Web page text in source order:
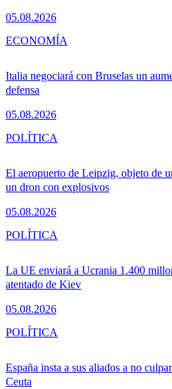
05.08.2026
Italia negociará con Bruselas un
defensa
05.08.2026
ECONOMÍA
El aeropuerto de Leipzig, objeto de
un dron con explosivos
05.08.2026
POLÍTICA
La UE enviará a Ucrania 1.400
atentado de Kiev
05.08.2026
POLÍTICA
España insta a sus aliados a no
Ceuta
POLÍTICA